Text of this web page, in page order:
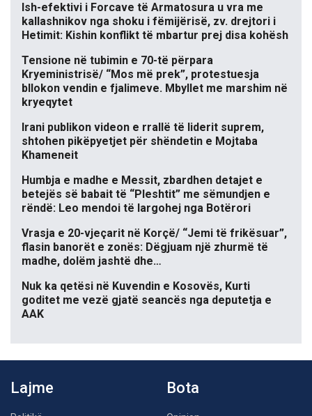
Ish-efektivi i Forcave të Armatosura u vra me
kallashnikov nga shoku i fëmijërisë, zv. drejtori i
Hetimit: Kishin konflikt të mbartur prej disa kohësh
Tensione në tubimin e 70-të përpara
Kryeministrisë/ “Mos më prek”, protestuesja
bllokon vendin e fjalimeve. Mbyllet me marshim në
kryeqytet
Irani publikon videon e rrallë të liderit suprem,
shtohen pikëpyetjet për shëndetin e Mojtaba
Khameneit
Humbja e madhe e Messit, zbardhen detajet e
betejës së babait të “Pleshtit” me sëmundjen e
rëndë: Leo mendoi të largohej nga Botërori
Vrasja e 20-vjeçarit në Korçë/ “Jemi të frikësuar”,
flasin banorët e zonës: Dëgjuam një zhurmë të
madhe, dolëm jashtë dhe…
Nuk ka qetësi në Kuvendin e Kosovës, Kurti
goditet me vezë gjatë seancës nga deputetja e
AAK
Lajme Bota